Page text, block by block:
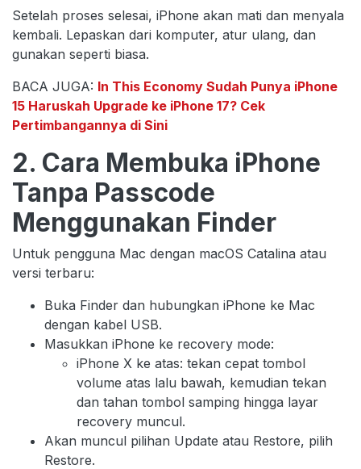
Setelah proses selesai, iPhone akan mati dan menyala
kembali. Lepaskan dari komputer, atur ulang, dan
gunakan seperti biasa.
BACA JUGA: In This Economy Sudah Punya iPhone
15 Haruskah Upgrade ke iPhone 17? Cek
Pertimbangannya di Sini
2. Cara Membuka iPhone
Tanpa Passcode
Menggunakan Finder
Untuk pengguna Mac dengan macOS Catalina atau
versi terbaru:
Buka Finder dan hubungkan iPhone ke Mac
dengan kabel USB.
Masukkan iPhone ke recovery mode:
iPhone X ke atas: tekan cepat tombol
volume atas lalu bawah, kemudian tekan
dan tahan tombol samping hingga layar
recovery muncul.
Akan muncul pilihan Update atau Restore, pilih
Restore.